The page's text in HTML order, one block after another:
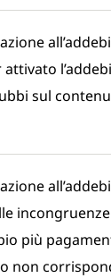
sul
più
non